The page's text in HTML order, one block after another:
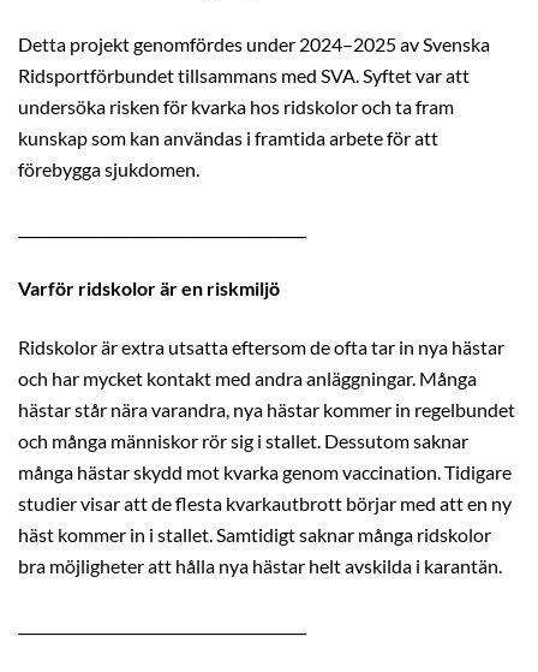
Detta projekt genomfördes under 2024–2025 av Svenska
Ridsportförbundet tillsammans med SVA. Syftet var att
undersöka risken för kvarka hos ridskolor och ta fram
kunskap som kan användas i framtida arbete för att
förebygga sjukdomen.
Varför ridskolor är en riskmiljö
Ridskolor är extra utsatta eftersom de ofta tar in nya hästar
och har mycket kontakt med andra anläggningar. Många
hästar står nära varandra, nya hästar kommer in regelbundet
och många människor rör sig i stallet. Dessutom saknar
många hästar skydd mot kvarka genom vaccination. Tidigare
studier visar att de flesta kvarkautbrott börjar med att en ny
häst kommer in i stallet. Samtidigt saknar många ridskolor
bra möjligheter att hålla nya hästar helt avskilda i karantän.